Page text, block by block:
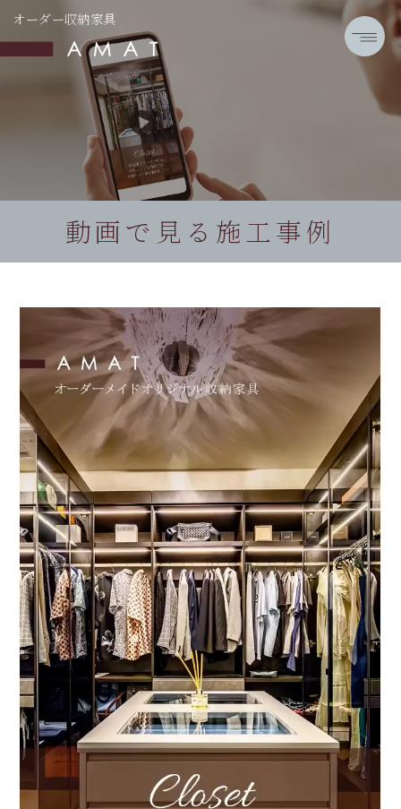
オーダー収納家具
動画で見る施工事例